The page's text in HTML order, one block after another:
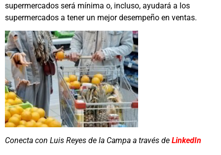
supermercados será mínima o, incluso, ayudará a los
supermercados a tener un mejor desempeño en ventas.
Conecta con Luis Reyes de la Campa a través de LinkedIn